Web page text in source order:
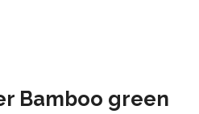
Bamboo green